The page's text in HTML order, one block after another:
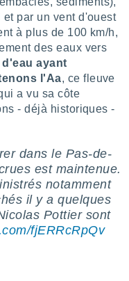
par un vent d'ouest
à plus de 100 km/h,
des eaux vers
ayant
l'Aa, ce fleuve
a vu sa côte
- déjà historiques -
dans le Pas-de-
est maintenue.
notamment
il y a quelques
Pottier sont
fjERRcRpQv